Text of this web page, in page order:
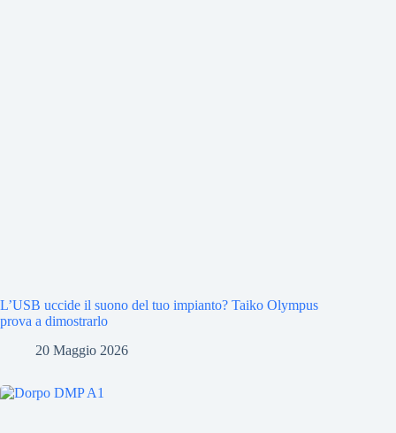
L’USB uccide il suono del tuo impianto? Taiko Olympus
prova a dimostrarlo
20 Maggio 2026